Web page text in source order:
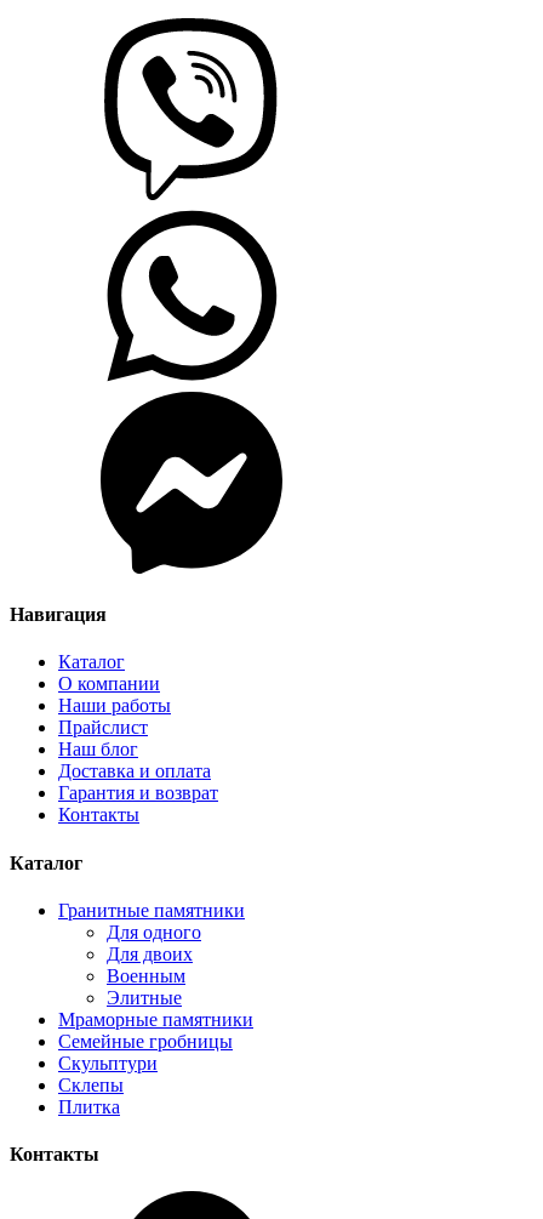
Навигация
Каталог
О компании
Наши работы
Прайслист
Наш блог
Доставка и оплата
Гарантия и возврат
Контакты
Каталог
Гранитные памятники
Для одного
Для двоих
Военным
Элитные
Мраморные памятники
Семейные гробницы
Скульптури
Склепы
Плитка
Контакты